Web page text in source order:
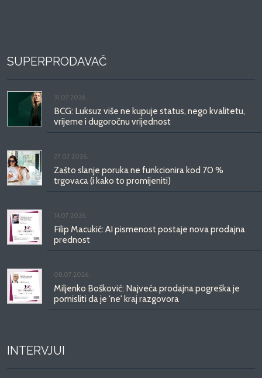
SUPERPRODAVAČ
31.07.2026.
BCG: Luksuz više ne kupuje status, nego kvalitetu,
vrijeme i dugoročnu vrijednost
27.07.2026.
Zašto slanje poruka ne funkcionira kod 70 %
trgovaca (i kako to promijeniti)
14.07.2026.
Filip Macukić: AI pismenost postaje nova prodajna
prednost
08.07.2026.
Miljenko Bošković: Najveća prodajna pogreška je
pomisliti da je 'ne' kraj razgovora
INTERVJUI